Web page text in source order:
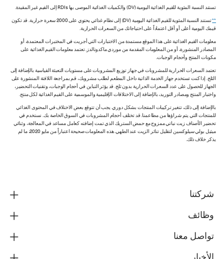
تستند النسبة المئوية للقيم الغذائية اليومية (DV) والكميات الغذائية الموصى بها RDIs إلى القيم غير المقيدة.
**
تستند النسبة المئوية للقيم الغذائية اليومية (DV) إلى نظام غذائي يحتوي على 2000 سعرة حرارية. قد تكون
قيمك اليومية أعلى أو أقل اعتماداً على احتياجاتك من السعرات الحرارية.
معلومات القيم الغذائية على هذا الموقع مستمدة من الاختبارات التي أجريت في المختبرات المعتمدة، أو
المصادر المنشورة، أو من المعلومات المقدمة من موردي ماكدونالدز. تعتمد معلومات القيم الغذائية على
مكونات المنتج وأحجام الوجبات.
تعتمد السعرات الحرارية للمشروبات في جهاز توزيع المشروبات على مستويات التعبئة القياسية بالإضافة إلى
الثلج. إذا كنت تستخدم جهاز الخدمة الذاتية داخل المطعم لطلب مشروبك، قم بمراجعة اللافتة المنشورة على
الجهاز للحصول على عدد السعرات الحرارية بدون ثلج. قد يؤثر التباين في أحجام الوجبات، وتقنيات التحضير،
واختبار المنتج ومصادر التوريد، بالإضافة إلى الاختلافات الإقليمية والموسمية على القيم الغذائية لكل منتج.
بالإضافة إلى ذلك، تتغير تركيبات المنتجات بشكل دوري. يجب أن تتوقع بعض الاختلاف في المحتوى الغذائي
للمنتجات التي يتم شراؤها من مطاعمنا. قد تختلف أحجام المشروبات في السوق الخاصة بك. نستخدم في
تحضير الأصناف زيت نباتي ممزوج مع حمض الستريك الذي تمت إضافته كعامل مساعد في المعالجة، وثنائي
ميثيل بولي سيلوكسين لتقليل تناثر الزيت عند الطهي. هذه المعلومات صحيحة اعتباراً من مايو 2020، ما لم
يذكر خلاف ذلك.
شركتنا
وظائف
تواصل معنا